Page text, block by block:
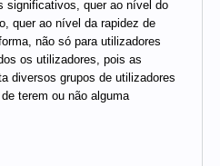
significativos, quer ao nível do
quer ao nível da rapidez de
não só para utilizadores
os utilizadores, pois as
diversos grupos de utilizadores
terem ou não alguma